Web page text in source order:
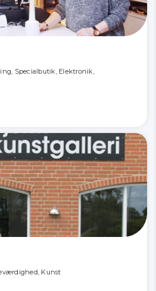
Specialbutik, Elektronik,
Kunst